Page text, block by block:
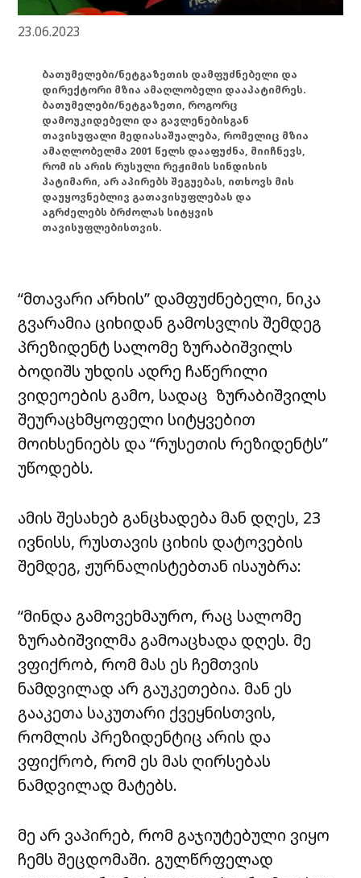
23.06.2023
ბათუმელები/ნეტგაზეთის დამფუძნებელი და
დირექტორი მზია ამაღლობელი დააპატიმრეს.
ბათუმელები/ნეტგაზეთი, როგორც
დამოუკიდებელი და გავლენებისგან
თავისუფალი მედიასაშუალება, რომელიც მზია
ამაღლობელმა 2001 წელს დააფუძნა, მიიჩნევს,
რომ ის არის რუსული რეჟიმის სინდისის
პატიმარი, არ აპირებს შეგუებას, ითხოვს მის
დაუყოვნებლივ გათავისუფლებას და
აგრძელებს ბრძოლას სიტყვის
თავისუფლებისთვის.
“მთავარი არხის” დამფუძნებელი, ნიკა
გვარამია ციხიდან გამოსვლის შემდეგ
პრეზიდენტ სალომე ზურაბიშვილს
ბოდიშს უხდის ადრე ჩაწერილი
ვიდეოების გამო, სადაც ზურაბიშვილს
შეურაცხმყოფელი სიტყვებით
მოიხსენიებს და “რუსეთის რეზიდენტს”
უწოდებს.
ამის შესახებ განცხადება მან დღეს, 23
ივნისს, რუსთავის ციხის დატოვების
შემდეგ, ჟურნალისტებთან ისაუბრა:
“მინდა გამოვეხმაურო, რაც სალომე
ზურაბიშვილმა გამოაცხადა დღეს. მე
ვფიქრობ, რომ მას ეს ჩემთვის
ნამდვილად არ გაუკეთებია. მან ეს
გააკეთა საკუთარი ქვეყნისთვის,
რომლის პრეზიდენტიც არის და
ვფიქრობ, რომ ეს მას ღირსებას
ნამდვილად მატებს.
მე არ ვაპირებ, რომ გაჯიუტებული ვიყო
ჩემს შეცდომაში. გულწრფელად